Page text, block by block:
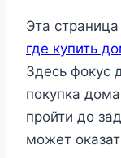
Эта
где купить
Здесь фокус
покупка
пройти до
может